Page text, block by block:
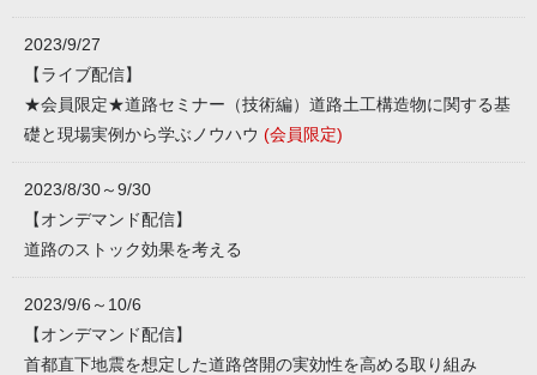
2023/9/27
【ライブ配信】
★会員限定★道路セミナー（技術編）道路土工構造物に関する基
礎と現場実例から学ぶノウハウ (会員限定)
2023/8/30～9/30
【オンデマンド配信】
道路のストック効果を考える
2023/9/6～10/6
【オンデマンド配信】
首都直下地震を想定した道路啓開の実効性を高める取り組み